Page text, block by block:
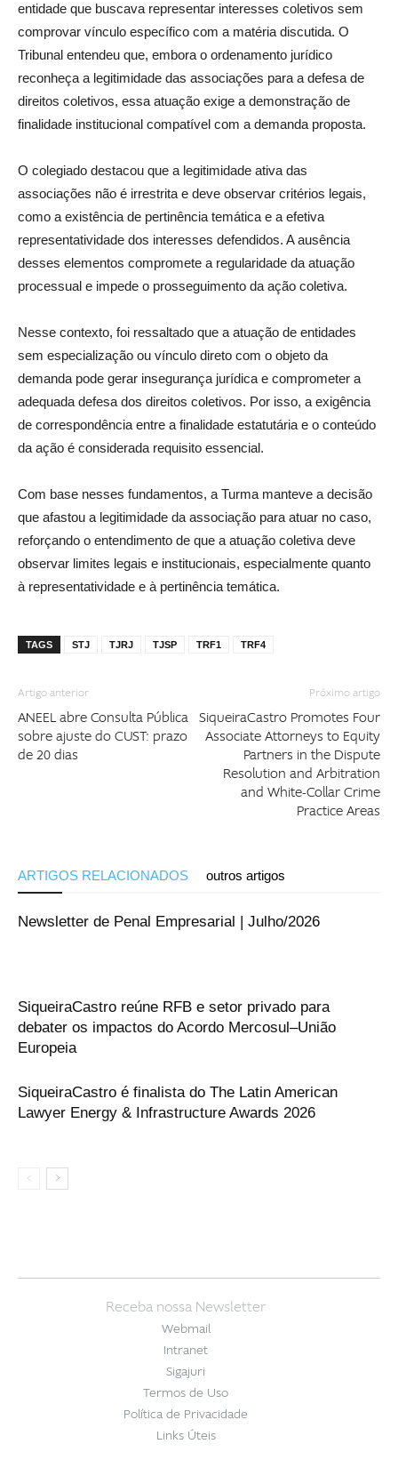
entidade que buscava representar interesses coletivos sem
comprovar vínculo específico com a matéria discutida. O
Tribunal entendeu que, embora o ordenamento jurídico
reconheça a legitimidade das associações para a defesa de
direitos coletivos, essa atuação exige a demonstração de
finalidade institucional compatível com a demanda proposta.
O colegiado destacou que a legitimidade ativa das
associações não é irrestrita e deve observar critérios legais,
como a existência de pertinência temática e a efetiva
representatividade dos interesses defendidos. A ausência
desses elementos compromete a regularidade da atuação
processual e impede o prosseguimento da ação coletiva.
Nesse contexto, foi ressaltado que a atuação de entidades
sem especialização ou vínculo direto com o objeto da
demanda pode gerar insegurança jurídica e comprometer a
adequada defesa dos direitos coletivos. Por isso, a exigência
de correspondência entre a finalidade estatutária e o conteúdo
da ação é considerada requisito essencial.
Com base nesses fundamentos, a Turma manteve a decisão
que afastou a legitimidade da associação para atuar no caso,
reforçando o entendimento de que a atuação coletiva deve
observar limites legais e institucionais, especialmente quanto
à representatividade e à pertinência temática.
TAGS STJ TJRJ TJSP TRF1 TRF4
Artigo anterior
ANEEL abre Consulta Pública
sobre ajuste do CUST: prazo
de 20 dias
Próximo artigo
SiqueiraCastro Promotes Four
Associate Attorneys to Equity
Partners in the Dispute
Resolution and Arbitration
and White-Collar Crime
Practice Areas
ARTIGOS RELACIONADOS outros artigos
Newsletter de Penal Empresarial | Julho/2026
SiqueiraCastro reúne RFB e setor privado para
debater os impactos do Acordo Mercosul–União
Europeia
SiqueiraCastro é finalista do The Latin American
Lawyer Energy & Infrastructure Awards 2026
Receba nossa Newsletter
Webmail
Intranet
Sigajuri
Termos de Uso
Política de Privacidade
Links Úteis